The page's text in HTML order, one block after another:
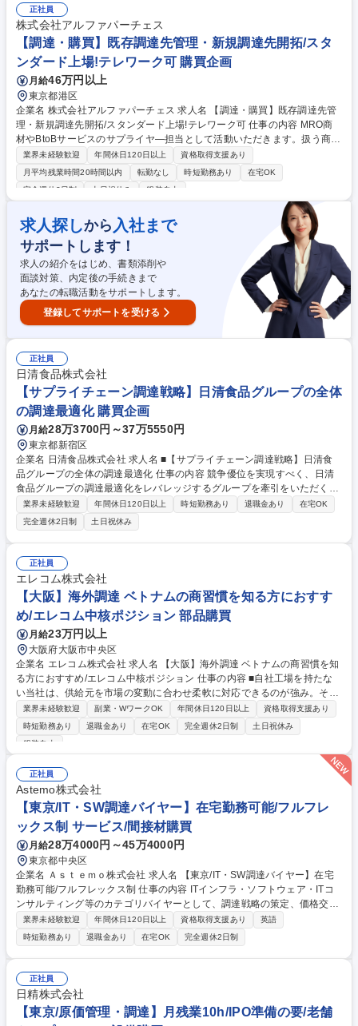
た、医薬品の最適な購買計画の立案、および購買管理業務■国内外の取引
先からの原薬・資材等の調達管理■製造所の製造余力の管理・把握による
供給リスクの低減、およびそれに伴う販売拡大の提案■製品・原薬等の輸
出入と国際物流管理 （フリーコメントに続く） 募集職種 【東京】サプラ
イチェーン・スペシャリスト（SCM部）在宅勤務○
正社員
株式会社アルファパーチェス
【調達・購買】既存調達先管理・新規調達先開拓/スタ
ンダード上場!テレワーク可 購買企画
月給46万円以上
東京都港区
企業名 株式会社アルファパーチェス 求人名 【調達・購買】既存調達先管
理・新規調達先開拓/スタンダード上場!テレワーク可 仕事の内容 MRO商
材やBtoBサービスのサプライヤ―担当として活動いただきます。扱う商材
は物品に加え、レンタルサービスや在庫管理システム等の無形商材にも及
びます。弊社ビジネスの領域拡大に貢献いただきます。 ■既存サプライヤ
―からの新商品・新規サービス開拓 ■新規サプライヤーの開拓と選定、ビ
ーシップ構築と課題把握・改善支援 ■調達先との価格交渉・取引条件調
整・定例会議を通じて、双方にとって価値のある関係性・取引モデルを構
築■新領域・新カテゴリーの供給ネットワーク構築および品揃え/品質/安定
供給の向上 （勤務条件備考欄に続く→） 募集職種 【調達・購買】既存調
達先管理・新規調達先開拓/スタンダード上場!テレワーク可
業界未経験歓迎 年間休日120日以上
資格取得支援あり
月平均残業時間20時間以内
転勤なし 時短勤務あり
在宅OK
完全週休2日制
土日祝休み 服装自由
求人探しから 入社まで
サポートします！
求人の紹介をはじめ、書類添削や
面談対策、内定後の手続きまで
あなたの転職活動をサポートします。
登録してサポートを受ける
正社員
日清食品株式会社
【サプライチェーン調達戦略】日清食品グループの全体
の調達最適化 購買企画
月給28万3700円～37万5550円
東京都新宿区
企業名 日清食品株式会社 求人名 ■【サプライチェーン調達戦略】日清食
品グループの全体の調達最適化 仕事の内容 競争優位を実現すべく、日清
食品グループの調達最適化をレバレッジするグループを牽引をいただくポ
ジションです。 【具体的には】■原料資材調達を軸としたサプライチェー
ン戦略の立案 ■国内外グループにおける調達の共同化戦略の企画･推進 ■他
社・異業種とのアライアンスによる共同調達戦略の企画･推進 ■サプライ
ヤー戦略の立案･実行 ■エリア別調達戦略の企画･実行 ■ESG視点を取り入
れたグループ横断的な調達戦略の企画･推進 ■物流分野におけるグループ
協働戦略の企画･推進 ■調達コストの可視化・分析による戦略立案 等 募集
職種 ■【サプライチェーン調達戦略】日清食品グループの全体の調達最適
化
業界未経験歓迎 年間休日120日以上 時短勤務あり 退職金あり
在宅OK
完全週休2日制
土日祝休み
正社員
エレコム株式会社
【大阪】海外調達 ベトナムの商習慣を知る方におすす
め/エレコム中核ポジション 部品購買
月給23万円以上
大阪府大阪市中央区
企業名 エレコム株式会社 求人名 【大阪】海外調達 ベトナムの商習慣を知
る方におすすめ/エレコム中核ポジション 仕事の内容 ■自社工場を持たな
い当社は、供給元を市場の変動に合わせ柔軟に対応できるのが強み。その
柔軟な調達戦略において重要度が飛躍的に増しているのがベトナムであ
り、ここのパイプラインの強化を図っています。 ■将来的にベトナムに事
務所立上げの構想もあり、まずは現地とのコミュニケーション強化を実
ら商品の販売状況や在庫の分析、協力工場への発注や納期調整、コスト交
渉を行い、商品の安定供給を実現します。このコスト管理や安定供給が会
社の利益に直結する非常に重要なポジションです。 募集職種 【大阪】海
外調達 ベトナムの商習慣を知る方におすすめ/エレコム中核ポジション
業界未経験歓迎 副業・WワークOK 年間休日120日以上
資格取得支援あり
時短勤務あり
退職金あり 在宅OK 完全週休2日制
土日祝休み
服装自由
正社員
Astemo株式会社
【東京/IT・SW調達バイヤー】在宅勤務可能/フルフレ
ックス制 サービス/間接材購買
月給28万4000円～45万4000円
東京都中央区
企業名 Ａｓｔｅｍｏ株式会社 求人名 【東京/IT・SW調達バイヤー】在宅
勤務可能/フルフレックス制 仕事の内容 ITインフラ・ソフトウェア・ITコ
ンサルティング等のカテゴリバイヤーとして、調達戦略の策定、価格交
渉、契約締結、発注、サプライヤー管理などを担当。社内外と連携し、最
適調達を推進します。 【詳細】■価格交渉・発注処理・納期管理等のバイ
ヤー業務■既存サプライヤーとの関係構築・評価■調達戦略の策定■社内ス
テークホルダーと連携したサプライヤーソーシング活動 【入社後】経験に
応じた業務から引き継ぎ、3～5か月程度でプロジェクト単独対応を目指し
ます。将来的にはチームを率いるポジションへのキャリアアップも期待さ
れます。 募集職種 【東京/IT・SW調達バイヤー】在宅勤務可能/フルフレ
ックス制
業界未経験歓迎 年間休日120日以上 資格取得支援あり
英語
時短勤務あり
退職金あり 在宅OK 完全週休2日制
正社員
日精株式会社
【東京/原価管理・調達】月残業10h/IPO準備の要/老舗